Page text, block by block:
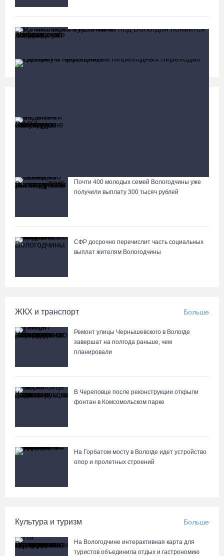
Лазерную проекцию на пешеходных переходах сделают в
В Вологодской области клещи покусали уже
Почти 400 молодых семей Вологодчины уже
получили выплату 300 тысяч рублей
СФР досрочно перечислит часть социальных
выплат жителям Вологодчины
ЖКХ и транспорт Больше
Ремонт улицы Чернышевского в Вологде
завершат на полгода раньше, чем
планировали
В Череповце после реконструкции открыли
фонтан в Комсомольском парке
На Горбатом мосту в Вологде идет устройство
опор и пролетных строений
Культура и туризм Больше
На Вологодчине интерактивная карта для
туристов объединила отдых и гастрономию